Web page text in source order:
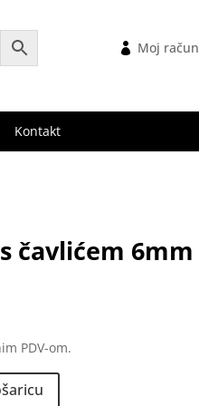
Moj račun
Kontakt
čavlićem 6mm
PDV-om.